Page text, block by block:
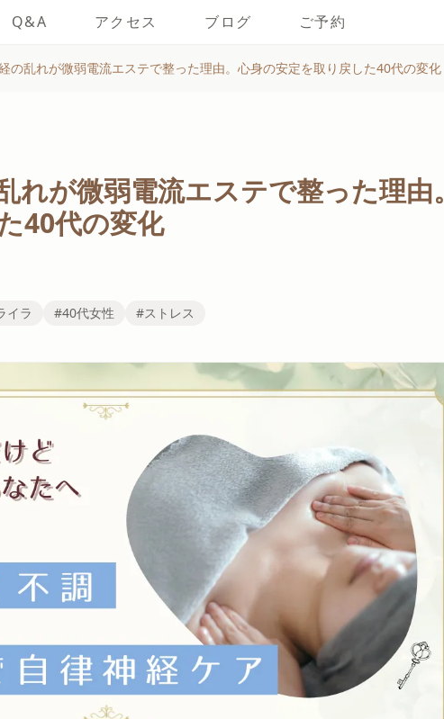
Q&A アクセス ブログ ご予約
の乱れが微弱電流エステで整った理由。心身の安定を取り戻した40代の変化
れが微弱電流エステで整った理由。
40代の変化
イラ #40代女性 #ストレス